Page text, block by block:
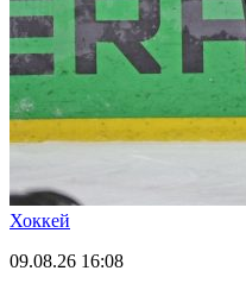
Хоккей
09.08.26 16:08